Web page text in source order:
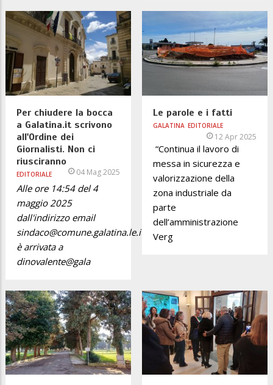
Per chiudere la bocca
a Galatina.it scrivono
all'Ordine dei
Giornalisti. Non ci
riusciranno
EDITORIALE 04 Mag 2025
Alle ore 14:54 del 4
maggio 2025
dall'indirizzo email
sindaco@comune.galatina.le.it
è arrivata a
dinovalente@gala
Le parole e i fatti
GALATINA EDITORIALE
12 Apr 2025
“Continua il lavoro di
messa in sicurezza e
valorizzazione della
zona industriale da
parte
dell’amministrazione
Verg